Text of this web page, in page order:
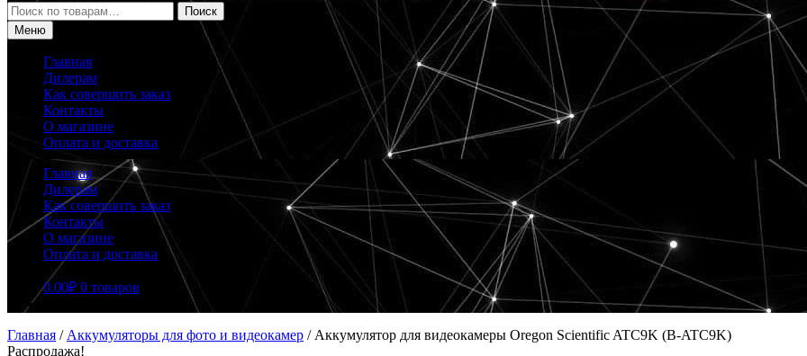
Искать:
Поиск
Меню
Главная
Дилерам
Как совершить заказ
Контакты
О магазине
Оплата и доставка
Главная
Дилерам
Как совершить заказ
Контакты
О магазине
Оплата и доставка
0.00₽ 0 товаров
Главная / Аккумуляторы для фото и видеокамер / Аккумулятор для видеокамеры Oregon Scientific ATC9K (B-ATC9K)
Распродажа!